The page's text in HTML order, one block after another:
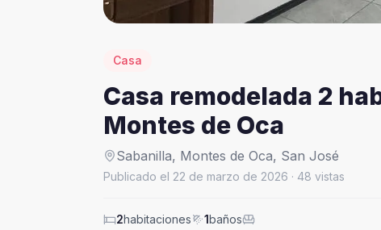
Casa
Casa remodelada 2
Montes de Oca
Sabanilla, Montes de Oca, San José
Publicado el 22 de marzo de 2026 · 48 vistas
2habitaciones 1baños